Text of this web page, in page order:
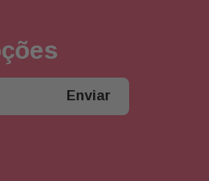
Enviar